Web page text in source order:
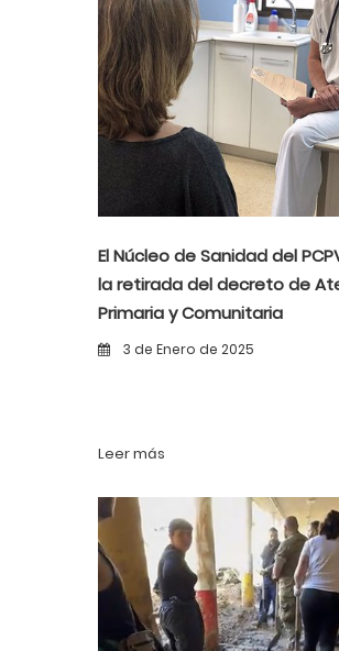
El Núcleo de Sanidad del
la retirada del decreto de
Primaria y Comunitaria
3 de Enero de 2025
Leer más